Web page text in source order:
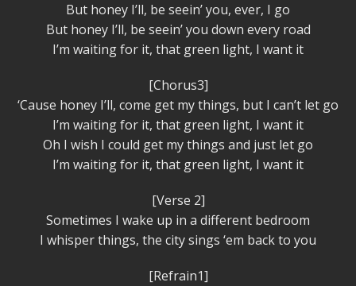
But honey I’ll, be seein’ you, ever, I go
But honey I’ll, be seein’ you down every road
I’m waiting for it, that green light, I want it
[Chorus3]
‘Cause honey I’ll, come get my things, but I can’t let go
I’m waiting for it, that green light, I want it
Oh I wish I could get my things and just let go
I’m waiting for it, that green light, I want it
[Verse 2]
Sometimes I wake up in a different bedroom
I whisper things, the city sings ‘em back to you
[Refrain1]